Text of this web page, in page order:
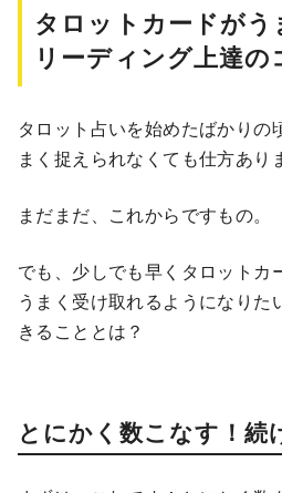
タロットカードがう
リーディング上達の
タロット占いを始めたばかりの
まく捉えられなくても仕方あり
まだまだ、これからですもの。
でも、少しでも早くタロットカ
うまく受け取れるようになりた
きることとは？
とにかく数こなす！続